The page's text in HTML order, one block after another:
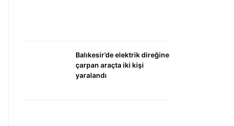
Balıkesir’de elektrik direğine
çarpan araçta iki kişi
yaralandı